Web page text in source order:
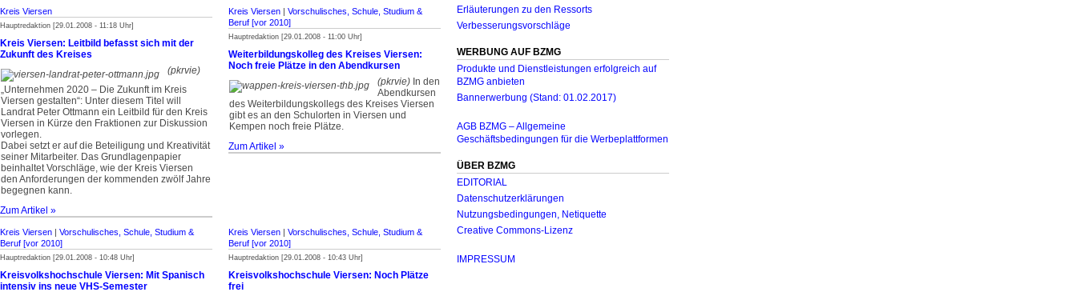
Kreis Viersen
Hauptredaktion [29.01.2008 - 11:18 Uhr]
Kreis Viersen: Leitbild befasst sich mit der
Zukunft des Kreises
(pkrvie)
„Unternehmen 2020 – Die Zukunft im Kreis
Viersen gestalten“: Unter diesem Titel will
Landrat Peter Ottmann ein Leitbild für den Kreis
Viersen in Kürze den Fraktionen zur Diskussion
vorlegen.
Dabei setzt er auf die Beteiligung und Kreativität
seiner Mitarbeiter. Das Grundlagenpapier
beinhaltet Vorschläge, wie der Kreis Viersen
den Anforderungen der kommenden zwölf Jahre
begegnen kann.
Zum Artikel »
Kreis Viersen | Vorschulisches, Schule, Studium &
Beruf [vor 2010]
Hauptredaktion [29.01.2008 - 11:00 Uhr]
Weiterbildungskolleg des Kreises Viersen:
Noch freie Plätze in den Abendkursen
(pkrvie) In den
Abendkursen
des Weiterbildungskollegs des Kreises Viersen
gibt es an den Schulorten in Viersen und
Kempen noch freie Plätze.
Zum Artikel »
Kreis Viersen | Vorschulisches, Schule, Studium &
Beruf [vor 2010]
Hauptredaktion [29.01.2008 - 10:48 Uhr]
Kreisvolkshochschule Viersen: Mit Spanisch
intensiv ins neue VHS-Semester
Kreis Viersen | Vorschulisches, Schule, Studium &
Beruf [vor 2010]
Hauptredaktion [29.01.2008 - 10:43 Uhr]
Kreisvolkshochschule Viersen: Noch Plätze
frei
Erläuterungen zu den Ressorts
Verbesserungsvorschläge
WERBUNG AUF BZMG
Produkte und Dienstleistungen erfolgreich auf
BZMG anbieten
Bannerwerbung (Stand: 01.02.2017)
AGB BZMG – Allgemeine
Geschäftsbedingungen für die Werbeplattformen
ÜBER BZMG
EDITORIAL
Datenschutzerklärungen
Nutzungsbedingungen, Netiquette
Creative Commons-Lizenz
IMPRESSUM